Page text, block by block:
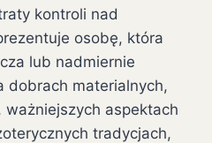
kontroli nad
osobę, która
lub nadmiernie
dobrach materialnych,
ważniejszych aspektach
tradycjach,